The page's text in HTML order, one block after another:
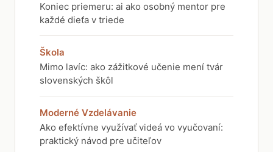
Koniec priemeru: ai ako osobný mentor pre
každé dieťa v triede
Škola
Mimo lavíc: ako zážitkové učenie mení tvár
slovenských škôl
Moderné Vzdelávanie
Ako efektívne využívať videá vo vyučovaní:
praktický návod pre učiteľov